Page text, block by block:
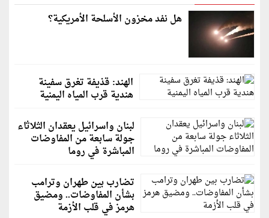
هل نفد مخزون الأسلحة الأمريكية؟
الهند: قذيفة تغرق سفينة
هندية قرب المياه اليمنية
لبنان واسرائيل يعقدان الثلاثاء
جولة سابعة من المفاوضات
المباشرة في روما
تضارب بين طهران وترامب
بشأن المفاوضات.. ومضيق
هرمز في قلب الأزمة